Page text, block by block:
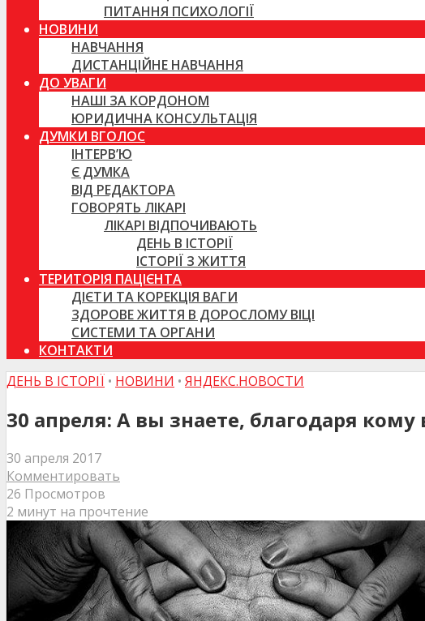
ПИТАННЯ ПСИХОЛОГІЇ
НОВИНИ
НАВЧАННЯ
ДИСТАНЦІЙНЕ НАВЧАННЯ
ДО УВАГИ
НАШІ ЗА КОРДОНОМ
ЮРИДИЧНА КОНСУЛЬТАЦІЯ
ДУМКИ ВГОЛОС
ІНТЕРВ’Ю
Є ДУМКА
ВІД РЕДАКТОРА
ГОВОРЯТЬ ЛІКАРІ
ЛІКАРІ ВІДПОЧИВАЮТЬ
ДЕНЬ В ІСТОРІЇ
ІСТОРІЇ З ЖИТТЯ
ТЕРИТОРІЯ ПАЦІЄНТА
ДІЄТИ ТА КОРЕКЦІЯ ВАГИ
ЗДОРОВЕ ЖИТТЯ В ДОРОСЛОМУ ВІЦІ
СИСТЕМИ ТА ОРГАНИ
КОНТАКТИ
ДЕНЬ В ІСТОРІЇ • НОВИНИ • ЯНДЕКС.НОВОСТИ
30 апреля: А вы знаете, благодаря
30 апреля 2017
Комментировать
26 Просмотров
2 минут на прочтение